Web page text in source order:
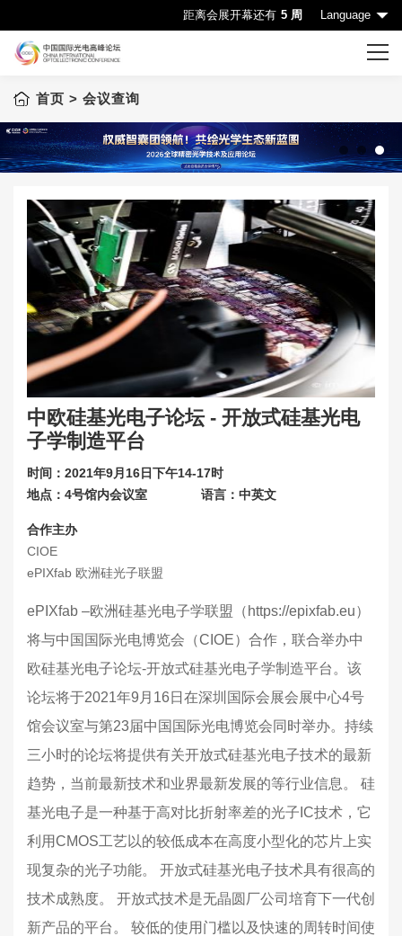
距离会展开幕还有 5 周 Language
首页
CIOE首页
会议查询
申请成为演讲嘉宾
下载中心
联系我们
关于展会
首页 > 会议查询
中欧硅基光电子论坛 - 开放式硅基光电
子学制造平台
时间：2021年9月16日下午14-17时
地点：4号馆内会议室
语言：中英文
合作主办
CIOE
ePIXfab 欧洲硅光子联盟
ePIXfab –欧洲硅基光电子学联盟（https://epixfab.eu）
将与中国国际光电博览会（CIOE）合作，联合举办中
欧硅基光电子论坛-开放式硅基光电子学制造平台。该
论坛将于2021年9月16日在深圳国际会展会展中心4号
馆会议室与第23届中国国际光电博览会同时举办。持续
三小时的论坛将提供有关开放式硅基光电子技术的最新
趋势，当前最新技术和业界最新发展的等行业信息。 硅
基光电子是一种基于高对比折射率差的光子IC技术，它
利用CMOS工艺以的较低成本在高度小型化的芯片上实
现复杂的光子功能。 开放式硅基光电子技术具有很高的
技术成熟度。 开放式技术是无晶圆厂公司培育下一代创
新产品的平台。 较低的使用门槛以及快速的周转时间使